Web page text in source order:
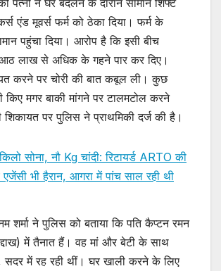
एंड मूवर्स फर्म को ठेका दिया। फर्म के
पहुंचा दिया। आरोप है कि इसी बीच
लाख से अधिक के गहने पार कर दिए।
करने पर चोरी की बात कबूल ली। कुछ
किए मगर बाकी मांगने पर टालमटोल करने
पर पुलिस ने प्राथमिकी दर्ज की है।
सोना, नौ Kg चांदी: रिटायर्ड ARTO की
भी हैरान, आगरा में पांच साल रही थी
शर्मा ने पुलिस को बताया कि पति कैप्टन रमन
में तैनात हैं। वह मां और बेटी के साथ
सदर में रह रही थीं। घर खाली करने के लिए